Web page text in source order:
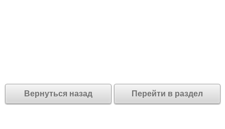
Вернуться назад Перейти в раздел